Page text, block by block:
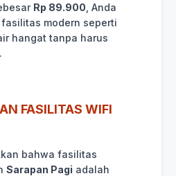
Rp 89.900 , Anda
modern seperti
hangat tanpa harus
FASILITAS WIFI
bahwa fasilitas
Sarapan Pagi adalah